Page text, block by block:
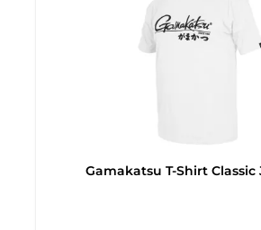
Gamakatsu T-Shirt Classic